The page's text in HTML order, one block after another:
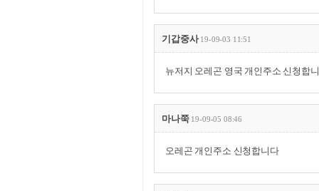
기갑중사 19-09-03 11:51
뉴저지 오레곤 영국 개인주소 신청합
마나쭉 19-09-05 08:46
오레곤 개인주소 신청합니다